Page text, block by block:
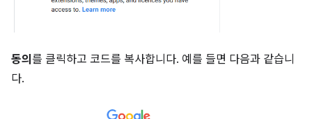
동의 를 클릭하고 코드를 복사합니다. 예를 들면 다음과 같습니
다.